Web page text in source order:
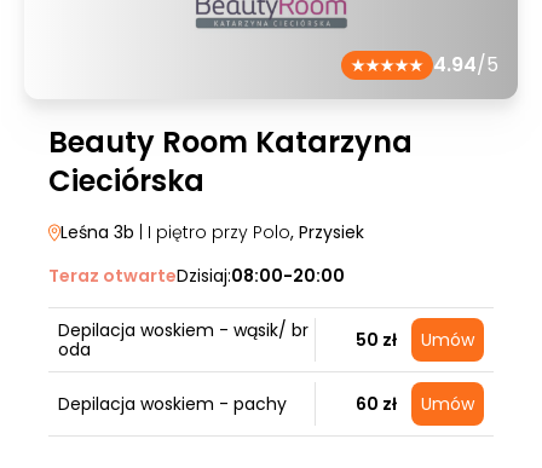
4.94/5
Beauty Room Katarzyna
Cieciórska
Leśna 3b | I piętro przy Polo, Przysiek
Teraz otwarteDzisiaj:08:00-20:00
Depilacja woskiem - wąsik/ br
oda
50 zł Umów
Depilacja woskiem - pachy 60 zł Umów